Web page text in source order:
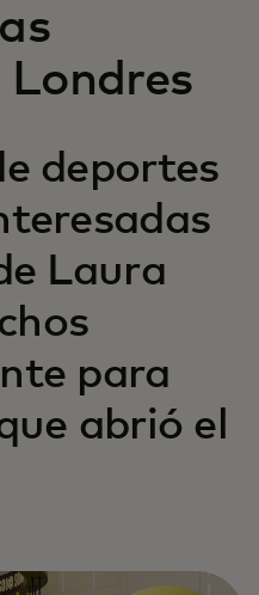
Londres
deportes
Laura
para
abrió el